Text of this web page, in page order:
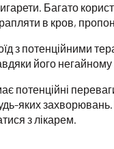
Багато
в кров,
з потенційними
його негайному
яких
з лікарем.